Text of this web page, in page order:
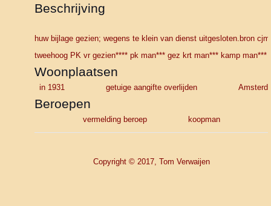
Beschrijving
huw bijlage gezien; wegens te klein van dienst uitgesloten.bron
tweehoog PK vr gezien**** pk man*** gez krt man*** kamp man***
Woonplaatsen
in 1931 getuige aangifte overlijden
Beroepen
vermelding beroep koopman
Copyright © 2017, Tom Verwaijen